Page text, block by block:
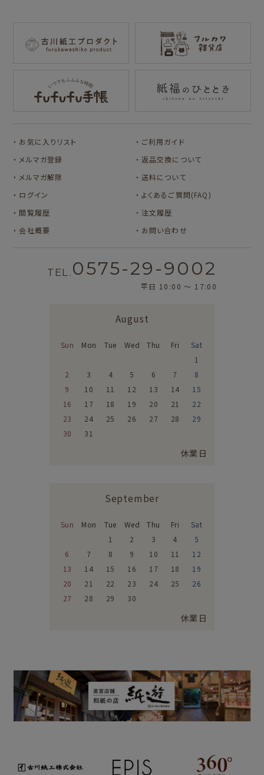
アルプスの少女ハ
イジ
コラボ別
Lipton BEAR'S
カリタ
サンリオキャラクタ
フルーツマーケット
キャラクター別
サンリオキャラクタ
ーズ
コラボ別
TEA STAND
お気に入りリスト
メルマガ登録
メルマガ解除
ログイン
ご利用ガイド
返品交換について
送料について
よくあるご質問(FAQ)
閲覧履歴
注文履歴
会社概要
お問い合わせ
TEL. 0575-29-9002
平日 10:00 〜 17:00
August
Sun Mon Tue Wed Thu Fri
Sat
1
2
3 4 5 6 7
8
9
10 11 12 13 14
15
16
17 18 19 20 21
22
23
24 25 26 27 28
29
30
31
休業日
September
Sun Mon Tue Wed Thu Fri
Sat
1
2 3 4
5
6
7 8 9 10 11
12
13
14 15 16 17 18
19
20
21 22 23 24 25
26
27
28 29 30
休業日